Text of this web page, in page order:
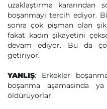
uzaklaştırma
boşanmayı tercih ediyor.
sonra çok pişman olan
fakat kadın şikayetini
devam ediyor. Bu da
getiriyor.
YANLIŞ: Erkekler
boşanma aşamasında
öldürüyorlar.